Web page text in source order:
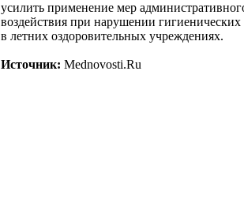
усилить применение мер
воздействия при нарушении гигиенических
в летних оздоровительных учреждениях.
Источник: Mednovosti.Ru